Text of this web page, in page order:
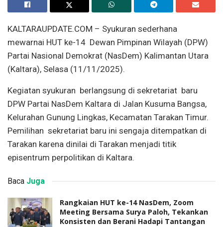
KALTARAUPDATE.COM – Syukuran sederhana
mewarnai HUT ke-14 Dewan Pimpinan Wilayah (DPW)
Partai Nasional Demokrat (NasDem) Kalimantan Utara
(Kaltara), Selasa (11/11/2025).
Kegiatan syukuran berlangsung di sekretariat baru
DPW Partai NasDem Kaltara di Jalan Kusuma Bangsa,
Kelurahan Gunung Lingkas, Kecamatan Tarakan Timur.
Pemilihan sekretariat baru ini sengaja ditempatkan di
Tarakan karena dinilai di Tarakan menjadi titik
episentrum perpolitikan di Kaltara.
Baca Juga
Rangkaian HUT ke-14 NasDem, Zoom
Meeting Bersama Surya Paloh, Tekankan
Konsisten dan Berani Hadapi Tantangan